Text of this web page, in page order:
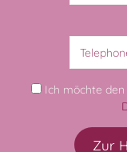
Ich möchte